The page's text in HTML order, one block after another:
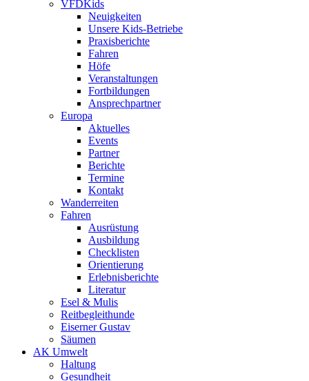
VFDKids
Neuigkeiten
Unsere Kids-Betriebe
Praxisberichte
Fahren
Höfe
Veranstaltungen
Fortbildungen
Ansprechpartner
Europa
Aktuelles
Events
Partner
Berichte
Termine
Kontakt
Wanderreiten
Fahren
Ausrüstung
Ausbildung
Checklisten
Orientierung
Erlebnisberichte
Literatur
Esel & Mulis
Reitbegleithunde
Eiserner Gustav
Säumen
AK Umwelt
Haltung
Gesundheit